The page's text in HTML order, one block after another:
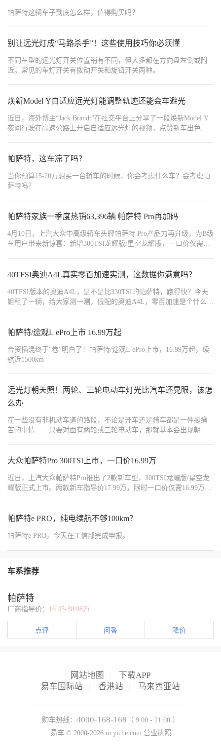
帕萨特这辆车子到底怎么样，值得购买吗？
别让远光灯成“马路杀手”！这些使用技巧你必须懂
不同车型的远光灯开关位置稍有不同，但大多都在方向盘左侧或附
近。常见的车灯开关有拨动开关和旋钮开关两种。
焕新Model Y自适应远光灯能调整轨迹还能会车避光
近日，海外博主“Jack Brandt”在社交平台上分享了一段焕新Model Y
夜间行驶在高速公路上开启自适应远光灯的视频，点赞新车出色的
帕萨特，这车凉了吗？
当你预算15-20万想买一台轿车的时候，你会考虑什么车？会考虑帕
萨特吗？
帕萨特家族一季度热销63,396辆 帕萨特 Pro再加码
4月10日，上汽大众中高级轿车头牌帕萨特 Pro产品力再升级，为B级
车用户带来新惊喜：新增300TSI龙耀版/星空龙耀版，一口价仅需
舱，“加量不加价“，为消费者带来超值购车体验。
40TFSI奥迪A4L真实零百加速实测，这数据你满意吗？
40TFSI版本的奥迪A4L，是不是比330TSI的帕萨特，跑得快？今天
姐租了一辆，给大家测一测，低配的奥迪A4L，零百加速是个什么水
帕萨特快？
帕萨特/途观L ePro上市 16.99万起
合资插混终于“卷”明白了！帕萨特/途观L ePro上市，16.99万起，续
航近1500km
远光灯朝天照！两轮、三轮电动车灯光比汽车还晃眼，该怎
么办
在一些没有非机动车道的路段，不论是开车还是骑车都是一件挺痛
苦的事情……只要对面有两轮或三轮电动车，那就基本会出现朝天
大众帕萨特Pro 300TSI上市，一口价16.99万
近日，上汽大众帕萨特Pro推出了2款新车型，300TSI龙耀版/星空龙
耀版正式上市。两款新车指导价17.99万，限时一口价仅需16.99万。
帕萨特e PRO，纯电续航不够100km？
帕萨特e PRO，今天在工信部完成申报。
车系推荐
帕萨特
厂商指导价： 16.45-30.98万
点评 问答 降价
网站地图
下载APP
易车国际站
香港站 马来西亚站
购车热线： 4000-168-168 （ 9:00 - 21:00 ）
易车 © 2000-2026m.yiche.com 营业执照